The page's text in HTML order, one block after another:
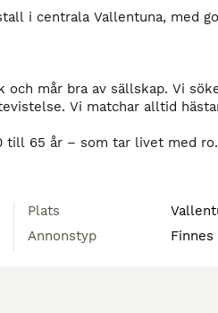
i centrala Vallentuna, med
mår bra av sällskap. Vi
Vi matchar alltid
65 år – som tar livet med
och vatten i varje box. Belyst
noga så alla hästar trivs
Plats
Annonstyp
Finnes